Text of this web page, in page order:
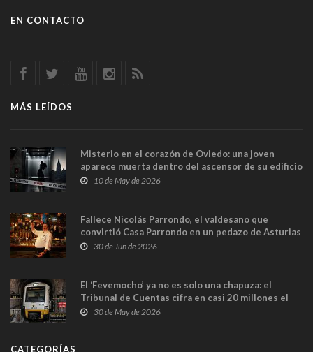
EN CONTACTO
MÁS LEÍDOS
Misterio en el corazón de Oviedo: una joven
aparece muerta dentro del ascensor de su edificio
y las cámaras captan sus últimos minutos
10 de May de 2026
Fallece Nicolás Parrondo, el valdesano que
convirtió Casa Parrondo en un pedazo de Asturias
en Madrid
30 de Jun de 2026
El ‘Fevemocho’ ya no es solo una chapuza: el
Tribunal de Cuentas cifra en casi 20 millones el
sobrecoste de los trenes que no cabían por los
30 de May de 2026
CATEGORÍAS